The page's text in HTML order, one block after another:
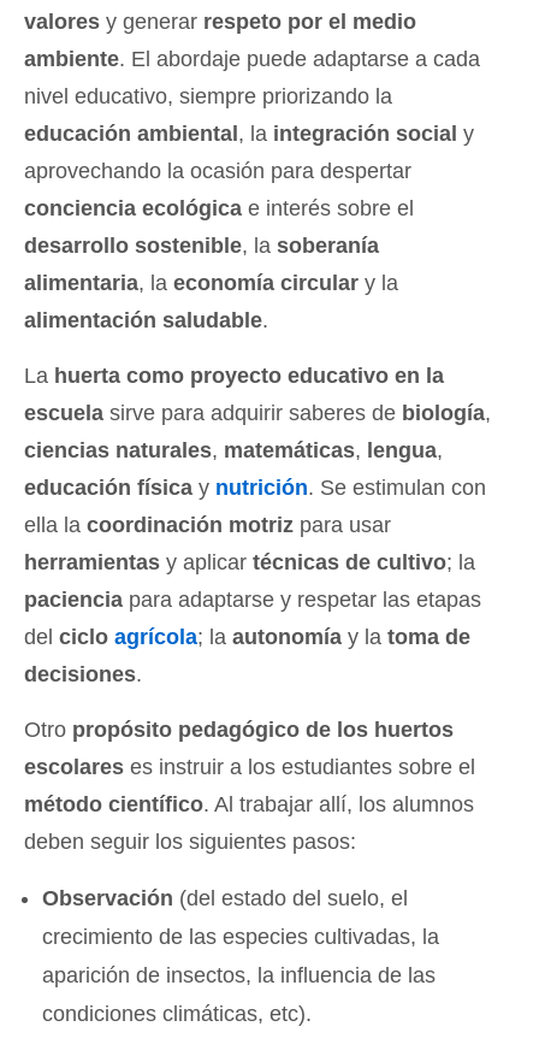
valores y generar respeto por el medio
ambiente. El abordaje puede adaptarse a cada
nivel educativo, siempre priorizando la
educación ambiental, la integración social y
aprovechando la ocasión para despertar
conciencia ecológica e interés sobre el
desarrollo sostenible, la soberanía
alimentaria, la economía circular y la
alimentación saludable.
La huerta como proyecto educativo en la
escuela sirve para adquirir saberes de biología,
ciencias naturales, matemáticas, lengua,
educación física y nutrición. Se estimulan con
ella la coordinación motriz para usar
herramientas y aplicar técnicas de cultivo; la
paciencia para adaptarse y respetar las etapas
del ciclo agrícola; la autonomía y la toma de
decisiones.
Otro propósito pedagógico de los huertos
escolares es instruir a los estudiantes sobre el
método científico. Al trabajar allí, los alumnos
deben seguir los siguientes pasos:
Observación (del estado del suelo, el
crecimiento de las especies cultivadas, la
aparición de insectos, la influencia de las
condiciones climáticas, etc).